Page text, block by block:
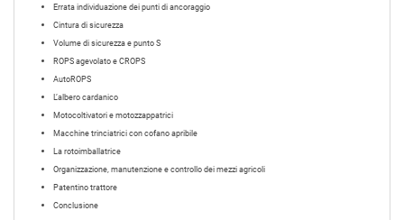
Errata individuazione dei punti di ancoraggio
Cintura di sicurezza
Volume di sicurezza e punto S
ROPS agevolato e CROPS
AutoROPS
L’albero cardanico
Motocoltivatori e motozzappatrici
Macchine trinciatrici con cofano apribile
La rotoimballatrice
Organizzazione, manutenzione e controllo dei mezzi agricoli
Patentino trattore
Conclusione